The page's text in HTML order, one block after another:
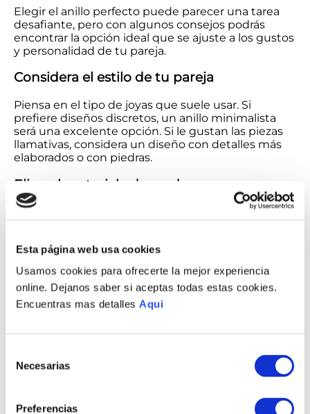
Esta página web usa cookies
Usamos cookies para ofrecerte la mejor experiencia
online. Dejanos saber si aceptas todas estas cookies.
Encuentras mas detalles Aqui
Necesarias
Preferencias
Elegir el anillo perfecto puede parecer una tarea
desafiante, pero con algunos consejos podrás
encontrar la opción ideal que se ajuste a los gustos
y personalidad de tu pareja.
Considera el estilo de tu pareja
Piensa en el tipo de joyas que suele usar. Si
prefiere diseños discretos, un anillo minimalista
será una excelente opción. Si le gustan las piezas
llamativas, considera un diseño con detalles más
elaborados o con piedras.
Elige el material adecuado
La plata es una elección perfecta para los
anillos de
lo que la convierte en una opción versátil.
Tamaño y comodidad
Asegúrate de elegir el tamaño correcto para que el
¿Dónde va el anillo de
compromiso durante la boda?